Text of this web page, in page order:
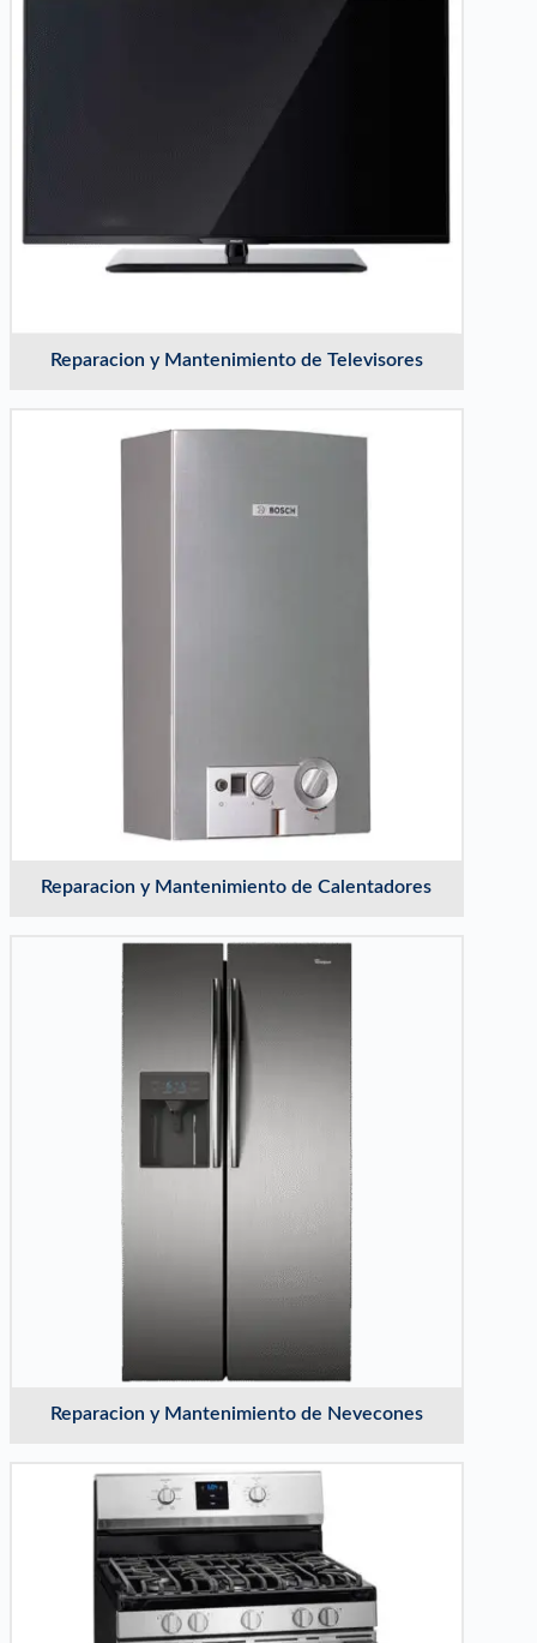
Reparacion y Mantenimiento de Televisores
Reparacion y Mantenimiento de Calentadores
Reparacion y Mantenimiento de Nevecones